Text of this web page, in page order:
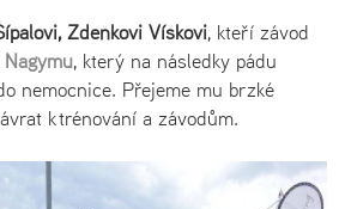
Zdeňkovi Víškovi, kteří závod
, který na následky pádu
nemocnice. Přejeme mu brzké
k trénování a závodům.